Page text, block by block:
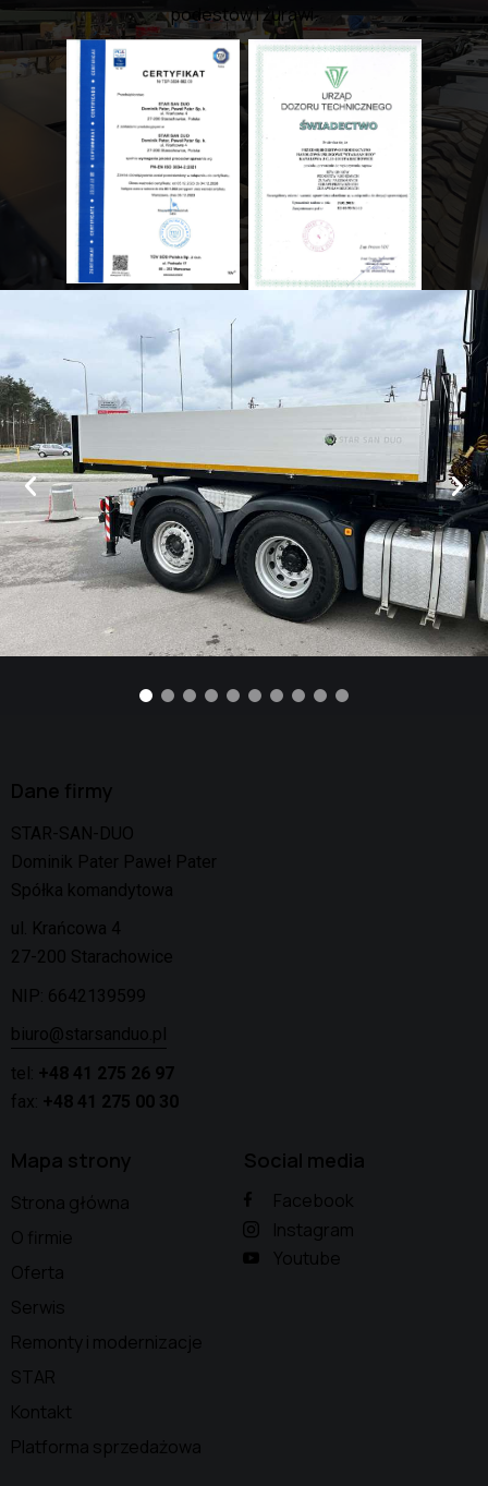
podestów i żurawi.
Dane firmy
STAR-SAN-DUO
Dominik Pater Paweł Pater
Spółka komandytowa
ul. Krańcowa 4
27-200 Starachowice
NIP: 6642139599
biuro@starsanduo.pl
tel: +48 41 275 26 97
fax: +48 41 275 00 30
Mapa strony
Strona główna
O firmie
Oferta
Serwis
Remonty i modernizacje
STAR
Kontakt
Platforma sprzedażowa
Social media
Facebook
Instagram
Youtube